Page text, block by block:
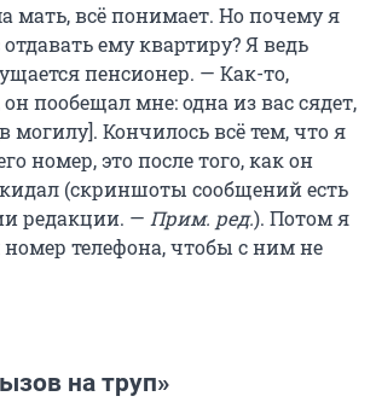
мать, всё понимает. Но почему я
ему квартиру? Я ведь
пенсионер. — Как-то,
пообещал мне: одна из вас сядет,
могилу]. Кончилось всё тем, что я
номер, это после того, как он
(скриншоты сообщений есть
редакции. — Прим. ред.). Потом я
телефона, чтобы с ним не
на труп»